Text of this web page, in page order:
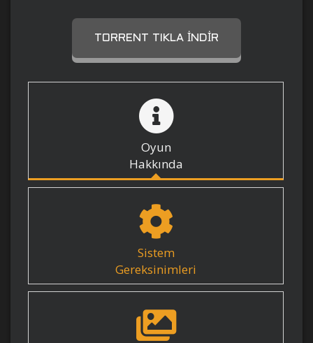
TORRENT TIKLA İNDIR
Oyun
Hakkında
Sistem
Gereksinimleri